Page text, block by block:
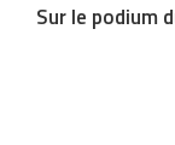
Sur le podium